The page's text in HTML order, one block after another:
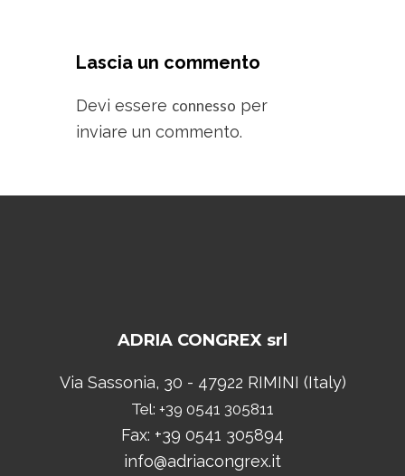
Lascia un commento
Devi essere connesso per
inviare un commento.
ADRIA CONGREX srl
Via Sassonia, 30 - 47922 RIMINI (Italy)
Tel: +39 0541 305811
Fax: +39 0541 305894
info@adriacongrex.it